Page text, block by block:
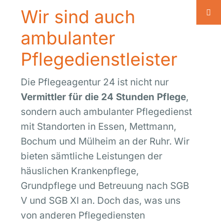
Wir sind auch
ambulanter
Pflegedienstleister
Die Pflegeagentur 24 ist nicht nur
Vermittler für die 24 Stunden Pflege,
sondern auch ambulanter Pflegedienst
mit Standorten in Essen, Mettmann,
Bochum und Mülheim an der Ruhr. Wir
bieten sämtliche Leistungen der
häuslichen Krankenpflege,
Grundpflege und Betreuung nach SGB
V und SGB XI an. Doch das, was uns
von anderen Pflegediensten